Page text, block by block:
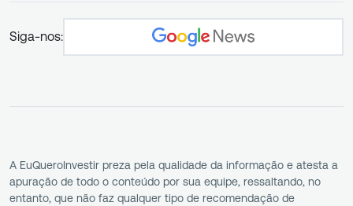
Siga-nos:
A EuQueroInvestir preza pela qualidade da informação e atesta a
apuração de todo o conteúdo por sua equipe, ressaltando, no
entanto, que não faz qualquer tipo de recomendação de